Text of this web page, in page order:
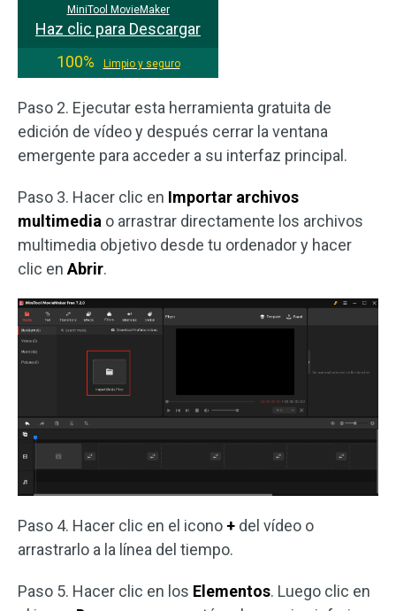
MiniTool MovieMaker
Haz clic para Descargar
100%
Limpio y seguro
Paso 2. Ejecutar esta herramienta gratuita de
edición de vídeo y después cerrar la ventana
emergente para acceder a su interfaz principal.
Paso 3. Hacer clic en Importar archivos
multimedia o arrastrar directamente los archivos
multimedia objetivo desde tu ordenador y hacer
clic en Abrir.
Paso 4. Hacer clic en el icono + del vídeo o
arrastrarlo a la línea del tiempo.
Paso 5. Hacer clic en los Elementos. Luego clic en